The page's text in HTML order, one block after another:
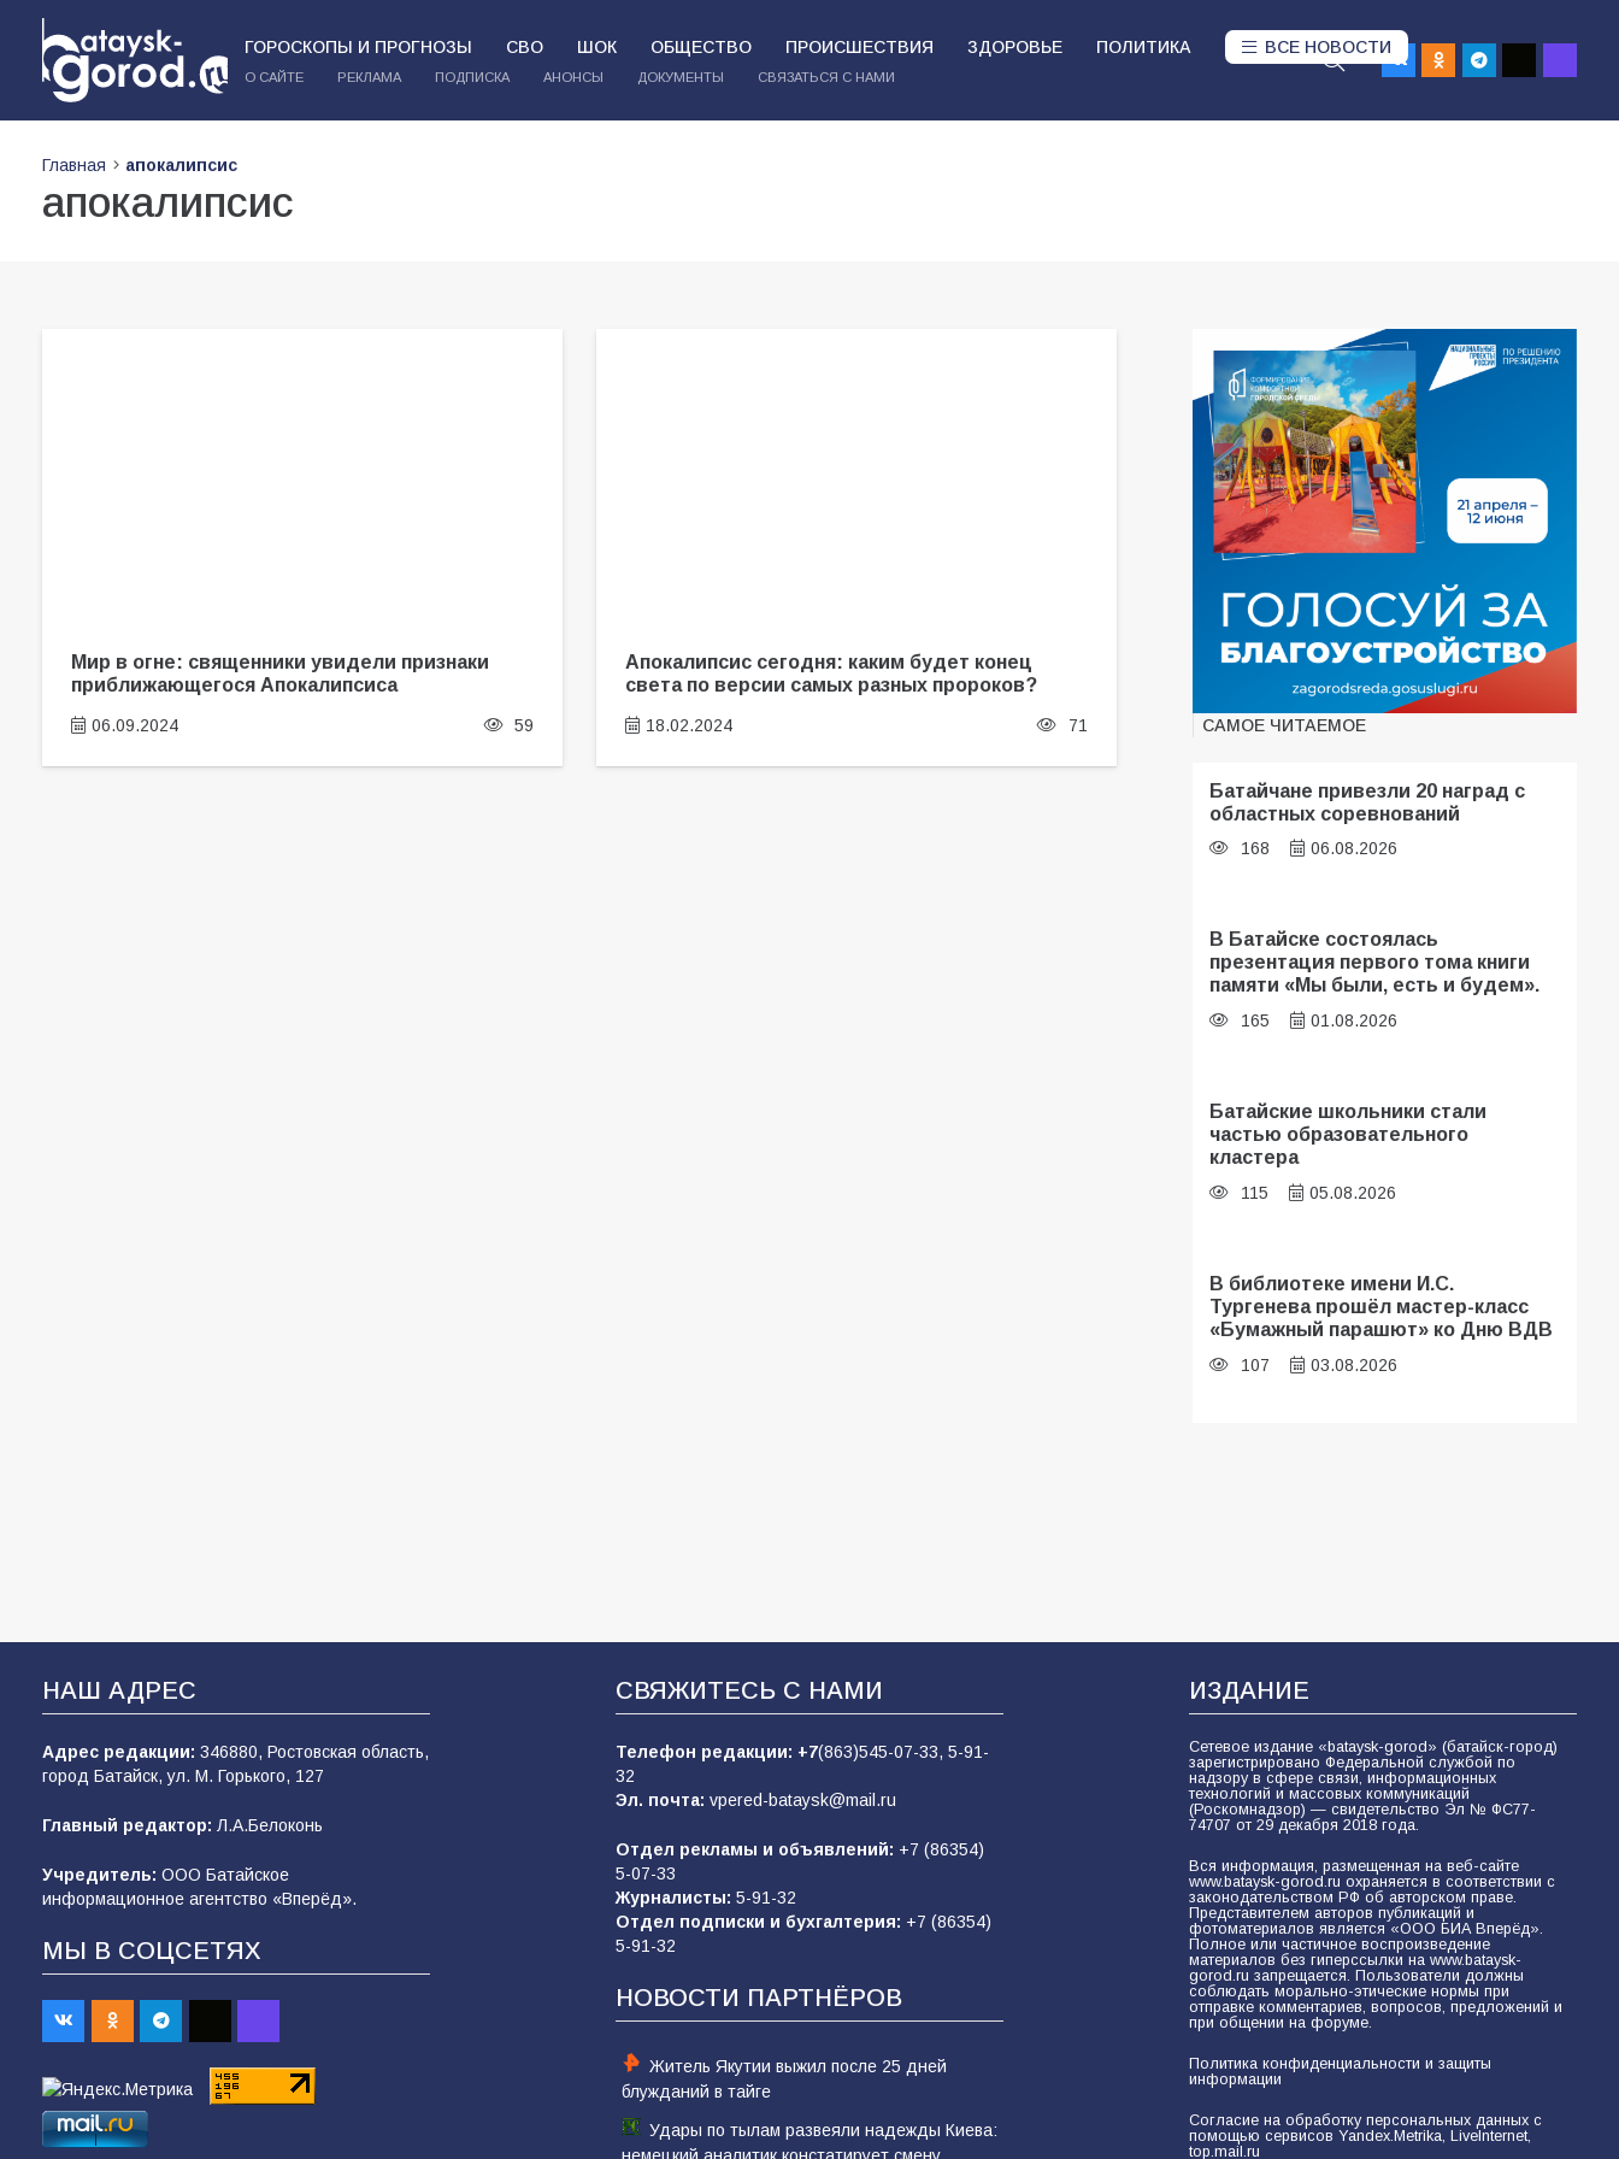
ГОРОСКОПЫ И ПРОГНОЗЫ СВО ШОК ОБЩЕСТВО ПРОИСШЕСТВИЯ ЗДОРОВЬЕ ПОЛИТИКА ВСЕ НОВОСТИ
О САЙТЕ РЕКЛАМА ПОДПИСКА АНОНСЫ ДОКУМЕНТЫ СВЯЗАТЬСЯ С НАМИ
Главная апокалипсис
апокалипсис
Мир в огне: священники увидели признаки
приближающегося Апокалипсиса
06.09.2024 59
Апокалипсис сегодня: каким будет конец
света по версии самых разных пророков?
18.02.2024 71 САМОЕ ЧИТАЕМОЕ
Батайчане привезли 20 наград с
областных соревнований
168 06.08.2026
В Батайске состоялась
презентация первого тома книги
памяти «Мы были, есть и будем».
165 01.08.2026
Батайские школьники стали
частью образовательного
кластера
115 05.08.2026
В библиотеке имени И.С.
Тургенева прошёл мастер-класс
«Бумажный парашют» ко Дню ВДВ
107 03.08.2026
103
Будет ли мобилизация в России в
2026 году после выборов: в
Госдуме дали ответ
102
В детском саду № 35 дети
освоили строительные профессии
в ходе спортивного праздника
88 07.08.2026
«Слухами Москву не возьмёшь»:
почему заявления Киева о
НАШ АДРЕС
Адрес редакции: 346880, Ростовская область,
город Батайск, ул. М. Горького, 127
Главный редактор: Л.А.Белоконь
Учредитель: ООО Батайское
информационное агентство «Вперёд».
МЫ В СОЦСЕТЯХ
СВЯЖИТЕСЬ С НАМИ
Телефон редакции: +7(863)545-07-33, 5-91-
32
Эл. почта: vpered-bataysk@mail.ru
Отдел рекламы и объявлений: +7 (86354)
5-07-33
Журналисты: 5-91-32
Отдел подписки и бухгалтерия: +7 (86354)
5-91-32
НОВОСТИ ПАРТНЁРОВ
Житель Якутии выжил после 25 дней
блужданий в тайге
Удары по тылам развеяли надежды Киева:
ИЗДАНИЕ
Сетевое издание «bataysk-gorod» (батайск-город)
зарегистрировано Федеральной службой по
надзору в сфере связи, информационных
технологий и массовых коммуникаций
(Роскомнадзор) — свидетельство Эл № ФС77-
74707 от 29 декабря 2018 года.
Вся информация, размещенная на веб-сайте
www.bataysk-gorod.ru охраняется в соответствии с
законодательством РФ об авторском праве.
Представителем авторов публикаций и
фотоматериалов является «ООО БИА Вперёд».
Полное или частичное воспроизведение
материалов без гиперссылки на www.bataysk-
gorod.ru запрещается. Пользователи должны
соблюдать морально-этические нормы при
отправке комментариев, вопросов, предложений и
при общении на форуме.
Политика конфиденциальности и защиты
информации
Согласие на обработку персональных данных с
помощью сервисов Yandex.Metrika, LiveInternet,
top.mail.ru